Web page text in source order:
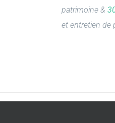
patrimoine &
et entretien de